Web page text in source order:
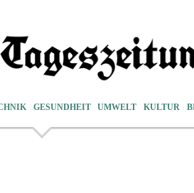
GESUNDHEIT UMWELT KULTUR